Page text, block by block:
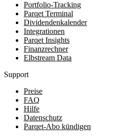
Portfolio-Tracking
Parqet Terminal
Dividendenkalender
Integrationen
Parqet Insights
Finanzrechner
Elbstream Data
Support
Preise
FAQ
Hilfe
Datenschutz
Parqet-Abo kündigen